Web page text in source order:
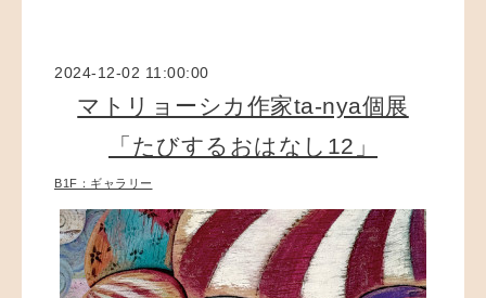
2024-12-02 11:00:00
マトリョーシカ作家ta-nya個展
「たびするおはなし12」
B1F：ギャラリー